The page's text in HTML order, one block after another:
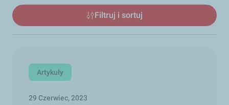
Filtruj i sortuj
Artykuły
29 Czerwiec, 2023